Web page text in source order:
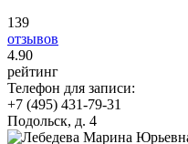
139
отзывов
4.90
рейтинг
Телефон для записи:
+7 (495) 431-79-31
Подольск, д. 4